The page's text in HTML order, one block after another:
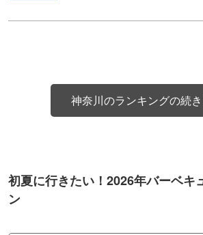
神奈川のランキングの続
初夏に行きたい！2026年バーベキ
ン